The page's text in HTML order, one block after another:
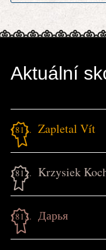
Aktuální
1811. Zapletal Vít
1812. Krzysiek
1813. Дарья